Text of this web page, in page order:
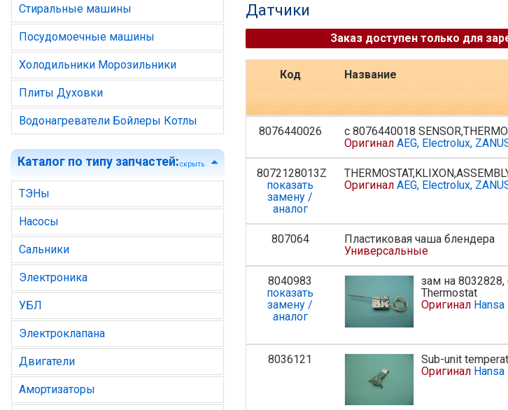
Стиральные машины
Посудомоечные машины
Холодильники Морозильники
Плиты Духовки
Водонагреватели Бойлеры Котлы
Каталог по типу запчастей:скрыть
ТЭНы
Насосы
Сальники
Электроника
УБЛ
Электроклапана
Двигатели
Амортизаторы
Датчики
Заказ доступен только для
Код Название
8076440026
с 8076440018
Оригинал AEG, Electrolux,
8072128013Z
показать
замену /
аналог
Оригинал AEG, Electrolux,
807064
Пластиковая чаша блендера
Универсальные
8040983
показать
замену /
аналог
зам на
Thermostat
Оригинал Hansa
8036121
Sub-unit
Оригинал Hansa